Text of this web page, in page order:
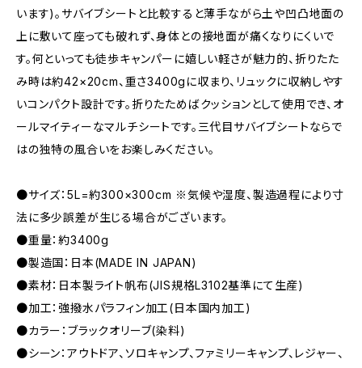
います)。サバイブシートと比較すると薄手ながら土や凹凸地面の
上に敷いて座っても破れず、身体との接地面が痛くなりにくいで
す。何といっても徒歩キャンパーに嬉しい軽さが魅力的、折りたた
み時は約42×20cm、重さ3400gに収まり、リュックに収納しやす
いコンパクト設計です。折りたためばクッションとして使用でき、オ
ールマイティーなマルチシートです。三代目サバイブシートならで
はの独特の風合いをお楽しみください。
●サイズ：5L=約300×300cm ※気候や湿度、製造過程により寸
法に多少誤差が生じる場合がございます。
●重量：約3400g
●製造国：日本(MADE IN JAPAN)
●素材：日本製ライト帆布(JIS規格L3102基準にて生産)
●加工：強撥水パラフィン加工(日本国内加工)
●カラー：ブラックオリーブ(染料)
●シーン：アウトドア、ソロキャンプ、ファミリーキャンプ、レジャー、